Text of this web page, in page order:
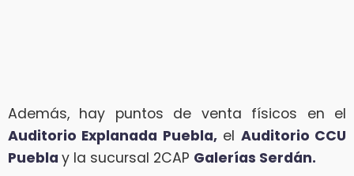
Además, hay puntos de venta físicos en el
Auditorio Explanada Puebla,el Auditorio CCU
Puebla y la sucursal 2CAP Galerías Serdán.